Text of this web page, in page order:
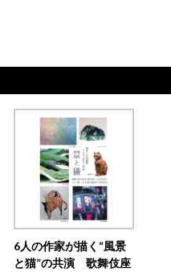
6人の作家が描く“風景
と猫”の共演 歌舞伎座